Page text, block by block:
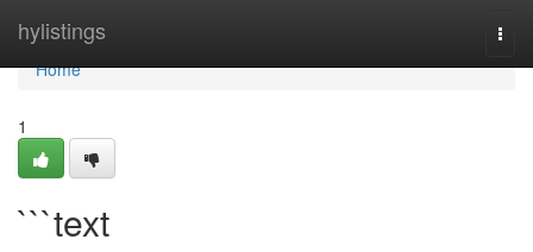
hylistings
Home
Home
1
```text